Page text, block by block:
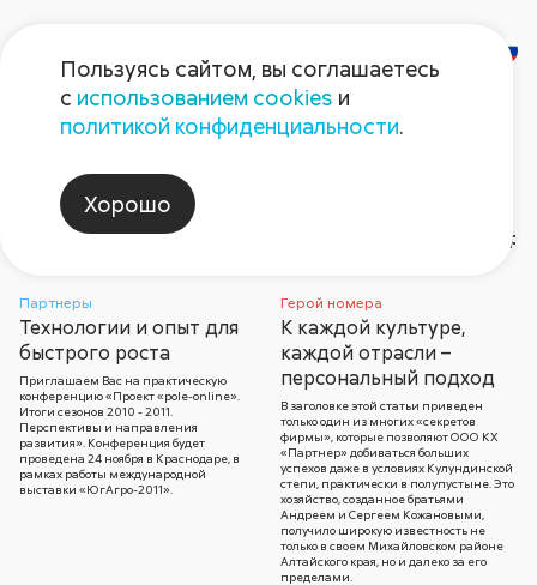
Газета
Газета №11 2011
2026 2025 2024
Герой номера Август non-stop
2026 2025 2024
Партнеры
Технологии и опыт для
быстрого роста
Приглашаем Вас на практическую
конференцию «Проект «pole-online».
Итоги сезонов 2010 - 2011.
Перспективы и направления
развития». Конференция будет
проведена 24 ноября в Краснодаре, в
рамках работы международной
выставки «ЮгАгро-2011».
Герой номера
К каждой культуре,
каждой отрасли –
персональный подход
В заголовке этой статьи приведен
только один из многих «секретов
фирмы», которые позволяют ООО КХ
«Партнер» добиваться больших
успехов даже в условиях Кулундинской
степи, практически в полупустыне. Это
хозяйство, созданное братьями
Андреем и Сергеем Кожановыми,
получило широкую известность не
только в своем Михайловском районе
Алтайского края, но и далеко за его
пределами.
Пользуясь сайтом, вы соглашаетесь
с использованием cookies и
политикой конфиденциальности.
Хорошо